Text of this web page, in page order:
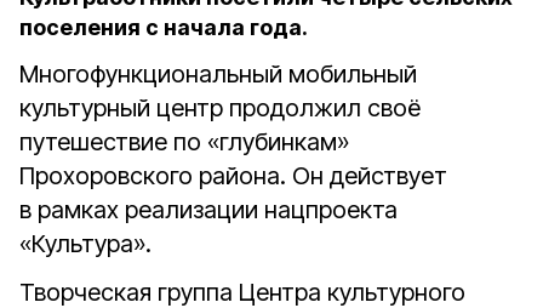
поселения с начала года.
Многофункциональный мобильный
культурный центр продолжил своё
путешествие по «глубинкам»
Прохоровского района. Он действует
в рамках реализации нацпроекта
«Культура».
Творческая группа Центра культурного